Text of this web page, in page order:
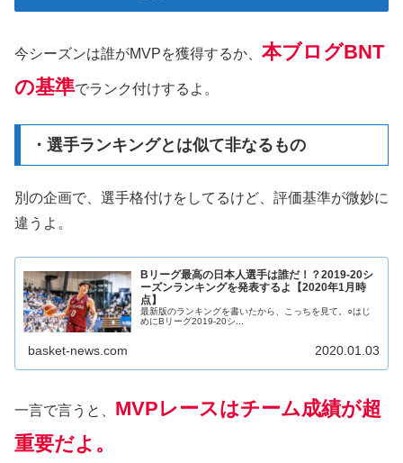
今シーズンは誰がMVPを獲得するか、 本ブログBNT
の基準でランク付けするよ。
・選手ランキングとは似て非なるもの
別の企画で、選手格付けをしてるけど、評価基準が微妙に
違うよ。
Bリーグ最高の日本人選手は誰だ！？2019-20シ
ーズンランキングを発表するよ【2020年1月時
点】
最新版のランキングを書いたから、こっちを見て。○はじ
めにBリーグ2019-20シ...
basket-news.com 2020.01.03
一言で言うと、 MVPレースはチーム成績が超
重要だよ。